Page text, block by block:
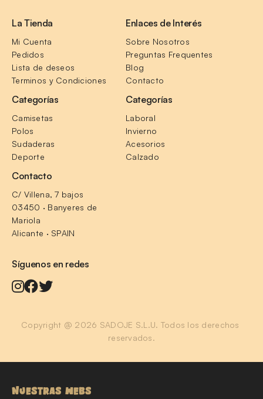
La Tienda
Mi Cuenta
Pedidos
Lista de deseos
Terminos y Condiciones
Enlaces de Interés
Sobre Nosotros
Preguntas Frequentes
Blog
Contacto
Categorías
Camisetas
Polos
Sudaderas
Deporte
Categorías
Laboral
Invierno
Acesorios
Calzado
Contacto
C/ Villena, 7 bajos
03450 · Banyeres de
Mariola
Alicante · SPAIN
Síguenos en redes
Copyright @ 2026 SADOJE S.L.U. Todos los derechos
reservados.
NUESTRAS WEBS